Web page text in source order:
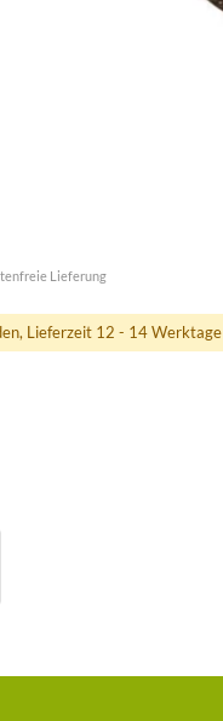
Lieferung
Lieferzeit 12 - 14 Werktage